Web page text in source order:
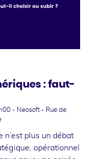
: faut-
- Neosoft - Rue de
n’est plus un débat
opérationnel